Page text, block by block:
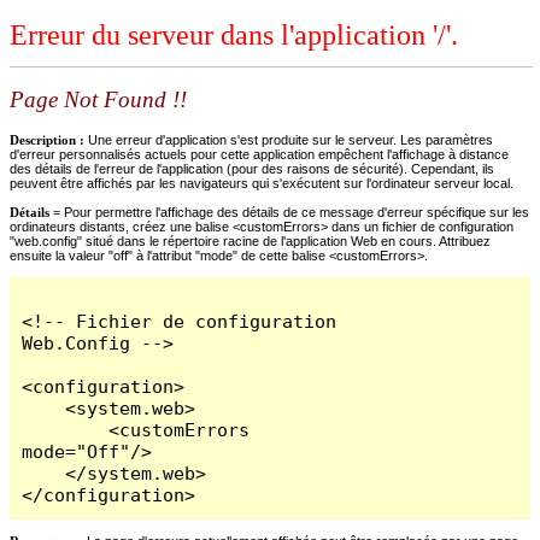
Erreur du serveur dans l'application '/'.
Page Not Found !!
Description : Une erreur d'application s'est produite sur le serveur. Les paramètres
d'erreur personnalisés actuels pour cette application empêchent l'affichage à distance
des détails de l'erreur de l'application (pour des raisons de sécurité). Cependant, ils
peuvent être affichés par les navigateurs qui s'exécutent sur l'ordinateur serveur local.
Détails = Pour permettre l'affichage des détails de ce message d'erreur spécifique sur les
ordinateurs distants, créez une balise <customErrors> dans un fichier de configuration
"web.config" situé dans le répertoire racine de l'application Web en cours. Attribuez
ensuite la valeur "off" à l'attribut "mode" de cette balise <customErrors>.
<!-- Fichier de configuration
Web.Config -->
<configuration>
    <system.web>
        <customErrors
mode="Off"/>
    </system.web>
</configuration>